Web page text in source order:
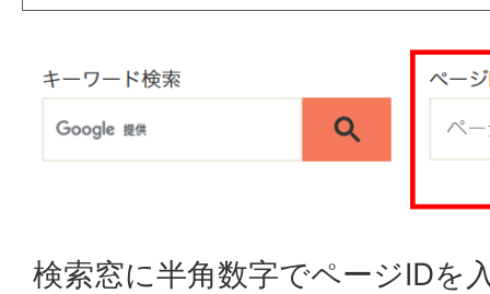
検索窓に半角数字でページIDを